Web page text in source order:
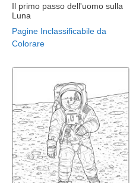
Il primo passo dell'uomo sulla
Luna
Pagine Inclassificabile da
Colorare